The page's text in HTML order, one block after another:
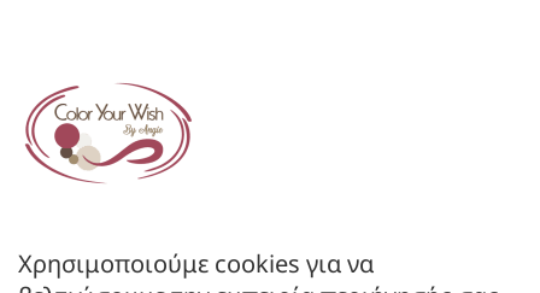
Πολιτική Απορρήτου
Πολιτική Επιστροφών
ΚΑΤΑΣΤΗΜΑ
Εγγραφή Χονδρικής
Χρησιμοποιούμε cookies για να